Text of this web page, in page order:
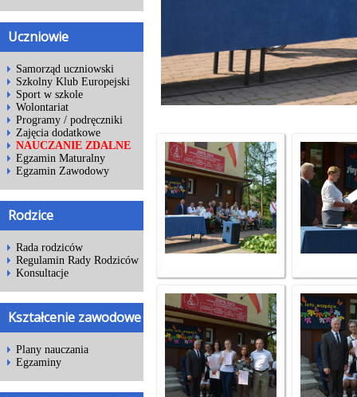
Uczniowie
Samorząd uczniowski
Szkolny Klub Europejski
Sport w szkole
Wolontariat
Programy / podręczniki
Zajęcia dodatkowe
NAUCZANIE ZDALNE
Egzamin Maturalny
Egzamin Zawodowy
Rodzice
Rada rodziców
Regulamin Rady Rodziców
Konsultacje
Kształcenie zawodowe
Plany nauczania
Egzaminy